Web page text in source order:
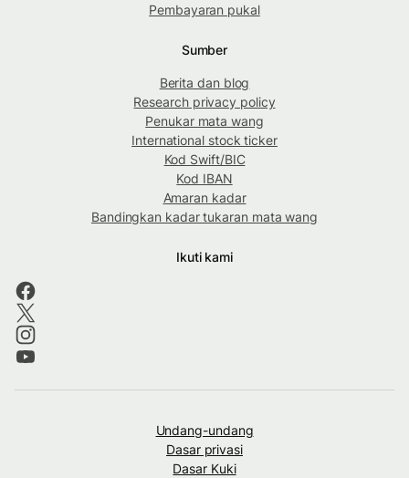
Pembayaran pukal
Sumber
Berita dan blog
Research privacy policy
Penukar mata wang
International stock ticker
Kod Swift/BIC
Kod IBAN
Amaran kadar
Bandingkan kadar tukaran mata wang
Ikuti kami
Undang-undang
Dasar privasi
Dasar Kuki